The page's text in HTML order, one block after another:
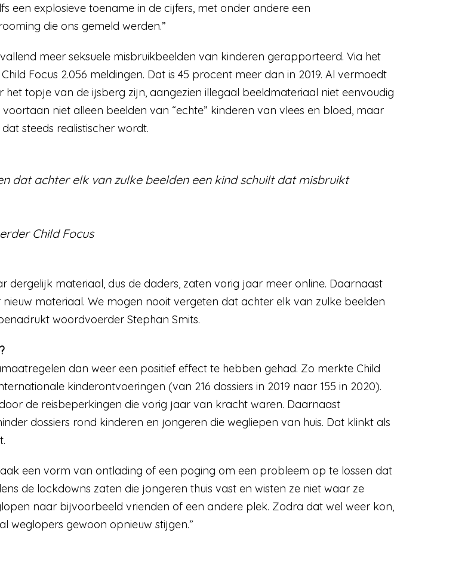
een explosieve toename in de cijfers, met onder andere een
die ons gemeld werden.”
meer seksuele misbruikbeelden van kinderen gerapporteerd. Via het
Focus 2.056 meldingen. Dat is 45 procent meer dan in 2019. Al vermoedt
het topje van de ijsberg zijn, aangezien illegaal beeldmateriaal niet eenvoudig
niet alleen beelden van “echte” kinderen van vlees en bloed, maar
steeds realistischer wordt.
dat achter elk van zulke beelden een kind schuilt dat misbruikt
Child Focus
dergelijk materiaal, dus de daders, zaten vorig jaar meer online. Daarnaast
materiaal. We mogen nooit vergeten dat achter elk van zulke beelden
woordvoerder Stephan Smits.
dan weer een positief effect te hebben gehad. Zo merkte Child
kinderontvoeringen (van 216 dossiers in 2019 naar 155 in 2020).
de reisbeperkingen die vorig jaar van kracht waren. Daarnaast
dossiers rond kinderen en jongeren die wegliepen van huis. Dat klinkt als
een vorm van ontlading of een poging om een probleem op te lossen dat
de lockdowns zaten die jongeren thuis vast en wisten ze niet waar ze
naar bijvoorbeeld vrienden of een andere plek. Zodra dat wel weer kon,
weglopers gewoon opnieuw stijgen.”